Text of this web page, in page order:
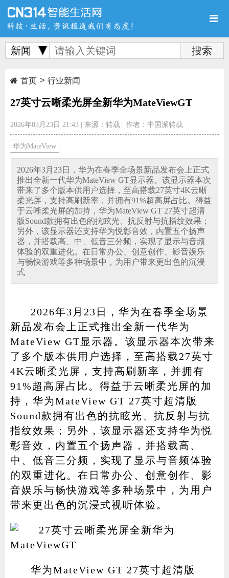
首页
导购
图赏 游记 直播
登录 注册
新闻
首页> 行业新闻
27英寸云晰柔光屏全新华为MateViewGT
2026年03月23日 21:43| 来源：转载 | 作者：中国派转载
华为MateView
2026年3月23日，华为在春季全场景新品发布会上正式
推出全新一代华为MateView GT显示器。该显示器本次
带来了多个版本供用户选择，至高搭载27英寸4K云晰
柔光屏，支持高刷新率，并拥有91%超高屏占比。得益
于云晰柔光屏的加持，华为MateView GT 27英寸超清
版Sound款拥有出色的抗眩光、抗反射与抗指纹效果；
另外，该显示器还支持华为悦彰音效，内置五个扬声
器，并搭载高、中、低音三分频，实现了显示与音频
体验的双重进化。在日常办公、创意创作、影音娱乐
与畅快游戏等多种场景中，为用户带来更出色的沉浸
式
2026年3月23日，华为在春季全场景
新品发布会上正式推出全新一代华为
MateView GT显示器。该显示器本次带来
了多个版本供用户选择，至高搭载27英寸
4K云晰柔光屏，支持高刷新率，并拥有
91%超高屏占比。得益于云晰柔光屏的加
持，华为MateView GT 27英寸超清版
Sound款拥有出色的抗眩光、抗反射与抗
指纹效果；另外，该显示器还支持华为悦
彰音效，内置五个扬声器，并搭载高、
中、低音三分频，实现了显示与音频体验
的双重进化。在日常办公、创意创作、影
音娱乐与畅快游戏等多种场景中，为用户
带来更出色的沉浸式视听体验。
华为MateView GT 27英寸超清版